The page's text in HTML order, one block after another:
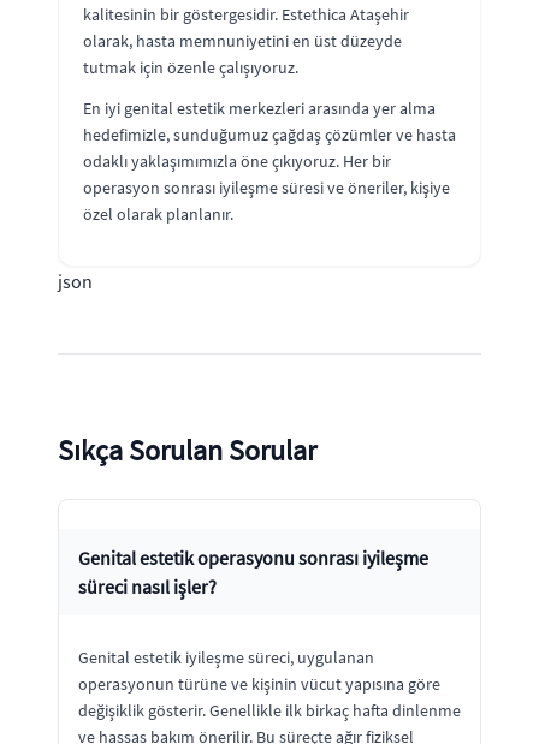
kalitesinin bir göstergesidir. Estethica Ataşehir
olarak, hasta memnuniyetini en üst düzeyde
tutmak için özenle çalışıyoruz.
En iyi genital estetik merkezleri arasında yer alma
hedefimizle, sunduğumuz çağdaş çözümler ve hasta
odaklı yaklaşımımızla öne çıkıyoruz. Her bir
operasyon sonrası iyileşme süresi ve öneriler, kişiye
özel olarak planlanır.
json
Sıkça Sorulan Sorular
Genital estetik operasyonu sonrası iyileşme
süreci nasıl işler?
Genital estetik iyileşme süreci, uygulanan
operasyonun türüne ve kişinin vücut yapısına göre
değişiklik gösterir. Genellikle ilk birkaç hafta dinlenme
ve hassas bakım önerilir. Bu süreçte ağır fiziksel